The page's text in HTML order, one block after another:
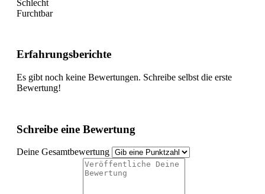
Schlecht
Furchtbar
Erfahrungsberichte
Es gibt noch keine Bewertungen. Schreibe selbst die erste
Bewertung!
Schreibe eine Bewertung
Deine Gesamtbewertung